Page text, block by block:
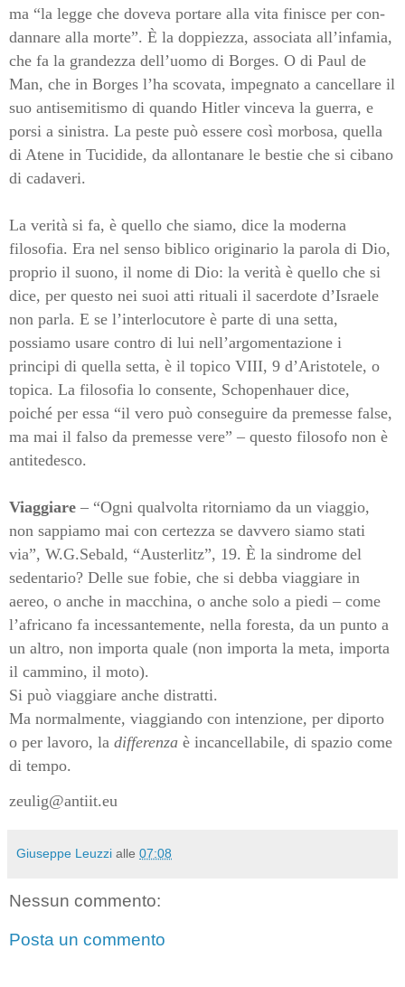
ma “la legge che doveva portare alla vita finisce per con-
dannare alla morte”. È la doppiezza, associata all’infamia,
che fa la grandezza dell’uomo di Borges. O di Paul de
Man, che in Borges l’ha scovata, impegnato a cancellare il
suo antisemitismo di quando Hitler vinceva la guerra, e
porsi a sinistra. La peste può essere così morbosa, quella
di Atene in Tucidide, da allontanare le bestie che si cibano
di cadaveri.
La verità si fa, è quello che siamo, dice la moderna
filosofia. Era nel senso biblico originario la parola di Dio,
proprio il suono, il nome di Dio: la verità è quello che si
dice, per questo nei suoi atti rituali il sacerdote d’Israele
non parla. E se l’interlocutore è parte di una setta,
possiamo usare contro di lui nell’argomentazione i
principi di quella setta, è il topico VIII, 9 d’Aristotele, o
topica. La filosofia lo consente, Schopenhauer dice,
poiché per essa “il vero può conseguire da premesse false,
ma mai il falso da premesse vere” – questo filosofo non è
antitedesco.
Viaggiare – “Ogni qualvolta ritorniamo da un viaggio,
non sappiamo mai con certezza se davvero siamo stati
via”, W.G.Sebald, “Austerlitz”, 19. È la sindrome del
sedentario? Delle sue fobie, che si debba viaggiare in
aereo, o anche in macchina, o anche solo a piedi – come
l’africano fa incessantemente, nella foresta, da un punto a
un altro, non importa quale (non importa la meta, importa
il cammino, il moto).
Si può viaggiare anche distratti.
Ma normalmente, viaggiando con intenzione, per diporto
o per lavoro, la differenza è incancellabile, di spazio come
di tempo.
zeulig@antiit.eu
Giuseppe Leuzzi alle 07:08
Nessun commento:
Posta un commento